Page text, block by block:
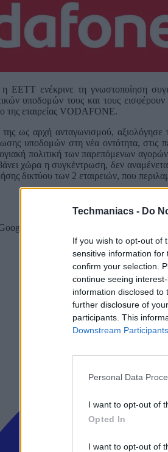
Techmaniacs - Do
If you wish to opt-out of
sensitive information
confirm your selection.
continue seeing
information disclosed
further disclosure of
participants. This
Downstream Participants
Personal Data
I want to opt-out of
Opted In
I want to opt-out of
ΕΕΤΤ ενέκρινε τη γνωστοποίηση
υποδομών τους και τους
της εταιρείας VODAFONE.
ως αρχή ανταγωνισμού, αξιολόγησε
υποδομών στη νέα οντότητα, στις
πολιτική των παρεπόμενων
χώρα η συγκέντρωση, δεν
δικτύου των 2 εταιρειών, που
News για να διαβάζετε πρώτοι